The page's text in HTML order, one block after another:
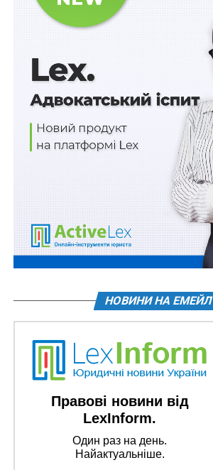
НОВИНИ НА ЕМЕЙЛ
Правові новини від
LexInform.
Один раз на день.
Найактуальніше.